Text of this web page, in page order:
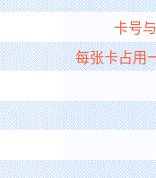
卡号
每张卡占用